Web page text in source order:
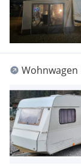
Wohnwagen